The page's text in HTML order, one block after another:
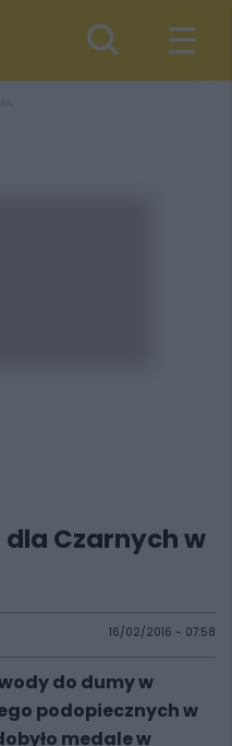
Czarnych w
16/02/2016 - 07:58
do dumy w
podopiecznych w
medale w